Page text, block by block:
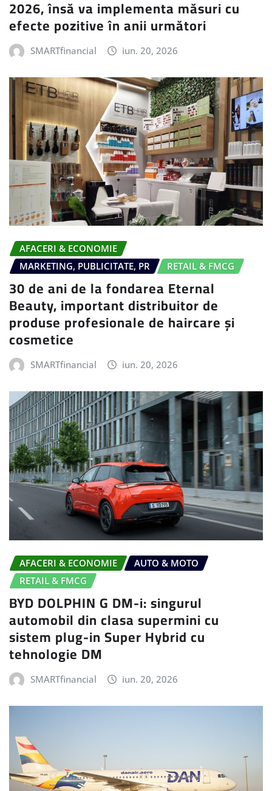
2026, însă va implementa măsuri cu
efecte pozitive în anii următori
SMARTfinancial iun. 20, 2026
AFACERI & ECONOMIE
MARKETING, PUBLICITATE, PR
RETAIL & FMCG
30 de ani de la fondarea Eternal
Beauty, important distribuitor de
produse profesionale de haircare și
cosmetice
SMARTfinancial iun. 20, 2026
AFACERI & ECONOMIE
AUTO & MOTO
RETAIL & FMCG
BYD DOLPHIN G DM-i: singurul
automobil din clasa supermini cu
sistem plug-in Super Hybrid cu
tehnologie DM
SMARTfinancial iun. 20, 2026